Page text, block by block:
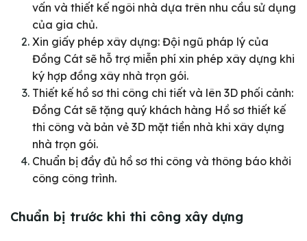
vấn và thiết kế ngôi nhà dựa trên nhu cầu sử dụng
của gia chủ.
Xin giấy phép xây dựng: Đội ngũ pháp lý của
Đồng Cát sẽ hỗ trợ miễn phí xin phép xây dựng khi
ký hợp đồng xây nhà trọn gói.
Thiết kế hồ sơ thi công chi tiết và lên 3D phối cảnh:
Đồng Cát sẽ tặng quý khách hàng Hồ sơ thiết kế
thi công và bản vẻ 3D mặt tiền nhà khi xây dựng
nhà trọn gói.
Chuẩn bị đầy đủ hồ sơ thi công và thông báo khởi
công công trình.
Chuẩn bị trước khi thi công xây dựng